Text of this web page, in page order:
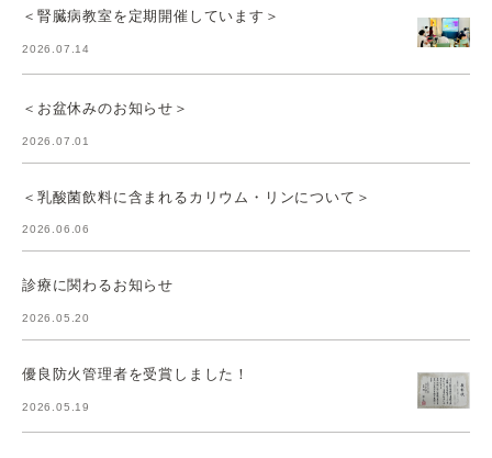
＜腎臓病教室を定期開催しています＞
2026.07.14
＜お盆休みのお知らせ＞
2026.07.01
＜乳酸菌飲料に含まれるカリウム・リンについて＞
2026.06.06
診療に関わるお知らせ
2026.05.20
優良防火管理者を受賞しました！
2026.05.19